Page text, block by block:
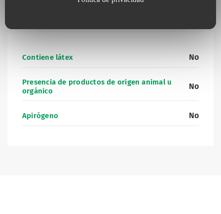
Contiene látex No
Presencia de productos de origen animal u
orgánico
No
Apirógeno No